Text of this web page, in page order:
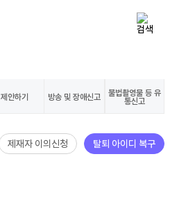
제안하기 방송 및 장애신고
불법촬영물 등 유
통신고
제재자 이의신청 탈퇴 아이디 복구